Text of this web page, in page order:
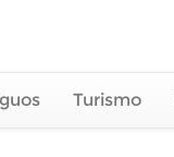
Turismo